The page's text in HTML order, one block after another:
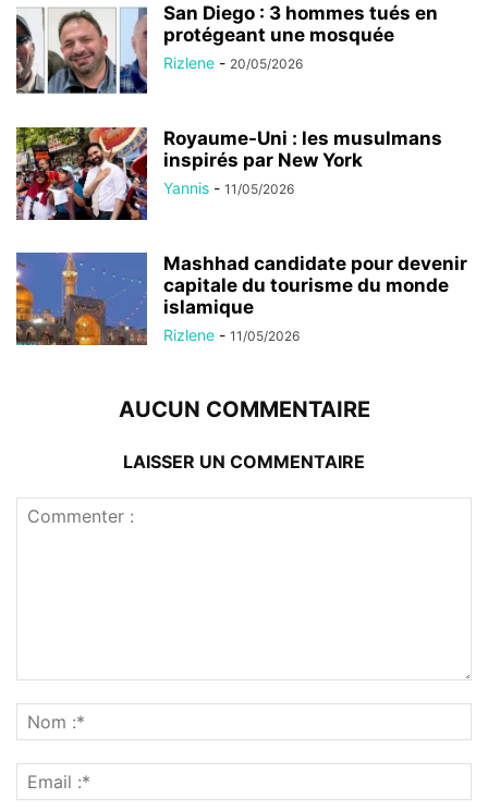
San Diego : 3 hommes tués en
protégeant une mosquée
Rizlene - 20/05/2026
Royaume-Uni : les musulmans
inspirés par New York
Yannis - 11/05/2026
Mashhad candidate pour devenir
capitale du tourisme du monde
islamique
Rizlene - 11/05/2026
AUCUN COMMENTAIRE
LAISSER UN COMMENTAIRE